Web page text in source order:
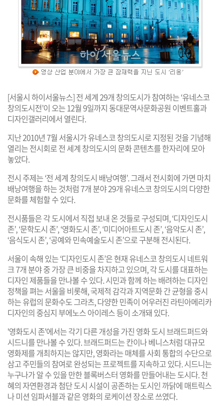
[서울시 하이서울뉴스] 전 세계 29개 창의도시가 참여하는 ‘유네스코
창의도시전’이 오는 12월 9일까지 동대문역사문화공원 이벤트홀과
디자인갤러리에서 열린다.
지난 2010년 7월 서울시가 유네스코 창의도시로 지정된 것을 기념해
열리는 전시회로 전 세계 창의도시의 문화 콘텐츠를 한자리에 모아
놓았다.
전시 주제는 ‘전 세계 창의도시 배낭여행’. 그래서 전시회에 가면 마치
배낭여행을 하는 것처럼 7개 분야 29개 유네스코 창의도시의 다양한
문화를 체험할 수 있다.
전시품들은 각 도시에서 직접 보내 온 것들로 구성되며, ‘디자인도시
존’, ‘문학도시 존’, ‘영화도시 존’, ‘미디어아트도시 존’, ‘음악도시 존’,
‘음식도시 존’, ‘공예와 민속예술도시 존’으로 구분해 전시된다.
서울이 속해 있는 ‘디자인도시 존’은 현재 유네스코 창의도시 네트워
크 7개 분야 중 가장 큰 비중을 차지하고 있으며, 각 도시를 대표하는
디자인 제품들을 만나볼 수 있다. 시민과 함께 하는 배려하는 디자인
정책을 펴는 서울을 비롯해, 국제적 감각과 지역문화 간 균형을 중시
하는 유럽의 문화수도 그라츠, 다양한 민족이 어우러진 라틴아메리카
디자인의 중심지 부에노스 아이레스 등이 소개돼 있다.
'영화도시 존'에서는 각기 다른 개성을 가진 영화 도시 브래드퍼드와
시드니를 만나볼 수 있다. 브래드퍼드는 칸이나 베니스처럼 대규모
영화제를 개최하지는 않지만, 영화라는 매체를 사회 통합의 수단으로
삼고 주민들의 참여로 완성되는 프로젝트를 지속하고 있다. 시드니는
누구나가 알 수 있을 만한 블록버스터 영화를 만들어내는 도시다. 천
혜의 자연환경과 첨단 도시 시설이 공존하는 도시인 까닭에 매트릭스
나 미션 임파서블과 같은 영화의 로케이션 장소로 쓰였다.